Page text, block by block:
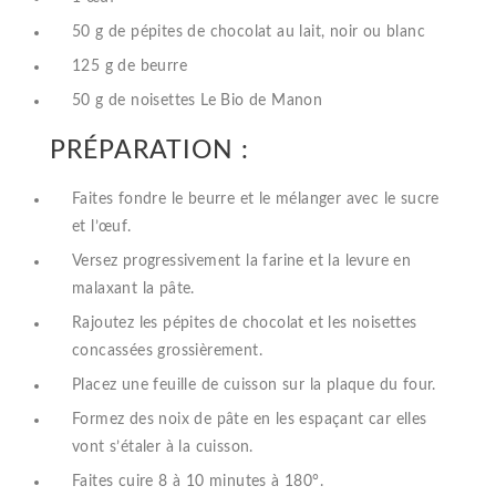
50 g de pépites de chocolat au lait, noir ou blanc
125 g de beurre
50 g de noisettes Le Bio de Manon
PRÉPARATION :
Faites fondre le beurre et le mélanger avec le sucre
et l’œuf.
Versez progressivement la farine et la levure en
malaxant la pâte.
Rajoutez les pépites de chocolat et les noisettes
concassées grossièrement.
Placez une feuille de cuisson sur la plaque du four.
Formez des noix de pâte en les espaçant car elles
vont s’étaler à la cuisson.
Faites cuire 8 à 10 minutes à 180°.